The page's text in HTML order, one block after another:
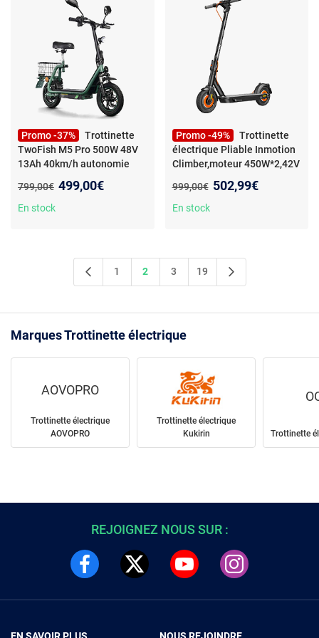
hydraulique, design pliable
pour un confort optimal
Promo -37%
Trottinette
TwoFish M5 Pro 500W 48V
13Ah 40km/h autonomie
Ancien prix :
799,00€ Nouveau prix :
499,00€
En stock
Promo -49%
Trottinette
électrique Pliable Inmotion
Climber,moteur 450W*2,42V
électrique Pliable Inmotion
Climber,moteur 450W*2,42V
Ancien prix :
999,00€ Nouveau prix :
502,99€
En stock
1 2 3 19
Marques Trottinette électrique
AOVOPRO
Trottinette électrique
AOVOPRO
Trottinette électrique
Kukirin
Trottinette
REJOIGNEZ NOUS SUR :
EN SAVOIR PLUS NOUS REJOINDRE